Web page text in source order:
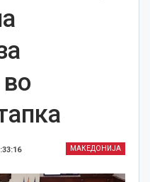
МАКЕДОНИЈА